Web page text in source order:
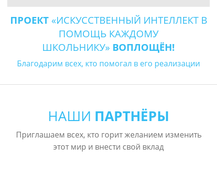
ПРОЕКТ «ИСКУССТВЕННЫЙ ИНТЕЛЛЕКТ В
ПОМОЩЬ КАЖДОМУ
ШКОЛЬНИКУ» ВОПЛОЩЁН!
Благодарим всех, кто помогал в его реализации
НАШИ ПАРТНЁРЫ
Приглашаем всех, кто горит желанием изменить
этот мир и внести свой вклад